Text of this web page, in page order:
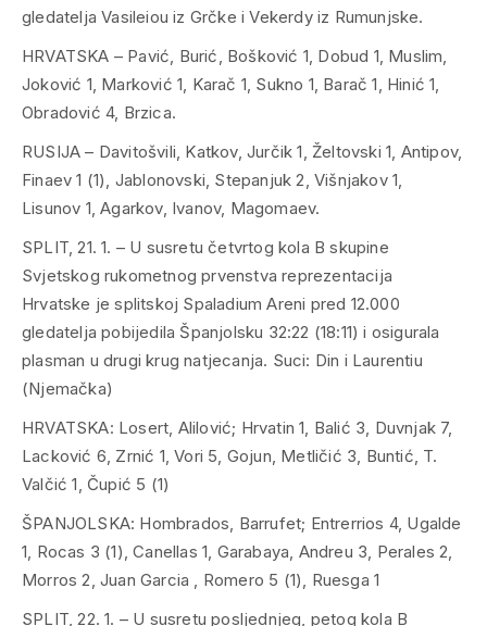
gledatelja Vasileiou iz Grčke i Vekerdy iz Rumunjske.
HRVATSKA – Pavić, Burić, Bošković 1, Dobud 1, Muslim,
Joković 1, Marković 1, Karač 1, Sukno 1, Barač 1, Hinić 1,
Obradović 4, Brzica.
RUSIJA – Davitošvili, Katkov, Jurčik 1, Želtovski 1, Antipov,
Finaev 1 (1), Jablonovski, Stepanjuk 2, Višnjakov 1,
Lisunov 1, Agarkov, Ivanov, Magomaev.
SPLIT, 21. 1. – U susretu četvrtog kola B skupine
Svjetskog rukometnog prvenstva reprezentacija
Hrvatske je splitskoj Spaladium Areni pred 12.000
gledatelja pobijedila Španjolsku 32:22 (18:11) i osigurala
plasman u drugi krug natjecanja. Suci: Din i Laurentiu
(Njemačka)
HRVATSKA: Losert, Alilović; Hrvatin 1, Balić 3, Duvnjak 7,
Lacković 6, Zrnić 1, Vori 5, Gojun, Metličić 3, Buntić, T.
Valčić 1, Čupić 5 (1)
ŠPANJOLSKA: Hombrados, Barrufet; Entrerrios 4, Ugalde
1, Rocas 3 (1), Canellas 1, Garabaya, Andreu 3, Perales 2,
Morros 2, Juan Garcia , Romero 5 (1), Ruesga 1
SPLIT, 22. 1. – U susretu posljednjeg, petog kola B